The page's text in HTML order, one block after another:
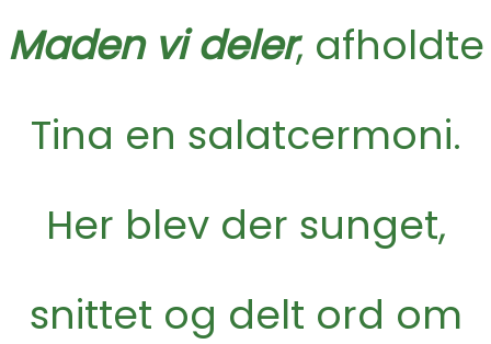
Maden vi deler, afholdte
Tina en salatcermoni.
Her blev der sunget,
snittet og delt ord om